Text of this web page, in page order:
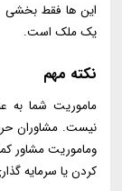
این ها فقط بخشی
یک ملک است.
نکته مهم
ماموریت شما به
نیست. مشاوران
وماموریت مشاور
کردن يا سرمايه